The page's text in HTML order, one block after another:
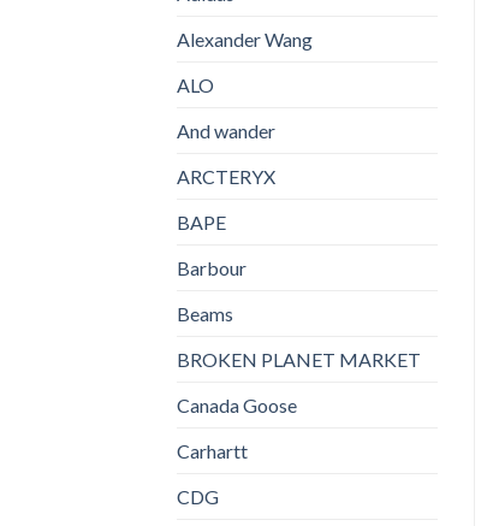
Alexander Wang
ALO
And wander
ARCTERYX
BAPE
Barbour
Beams
BROKEN PLANET MARKET
Canada Goose
Carhartt
CDG